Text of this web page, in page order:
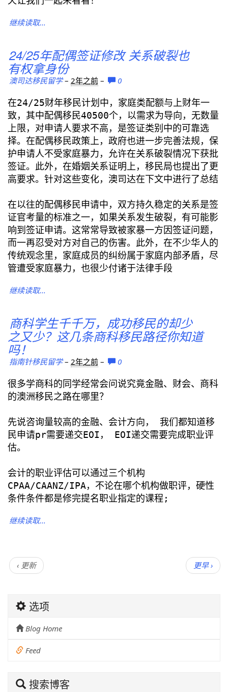
继续读取...
24/25年配偶签证修改 关系破裂也
有权拿身份
澳司达移民留学– 2年之前 – 0
在24/25财年移民计划中，家庭类配额与上财年一
致，其中配偶移民40500个，以需求为导向，无数量
上限，对申请人要求不高，是签证类别中的可靠选
择。在配偶移民政策上，政府也进一步完善法规，保
护申请人不受家庭暴力，允许在关系破裂情况下获批
签证。此外，在婚姻关系证明上，移民局也提出了更
高要求。针对这些变化，澳司达在下文中进行了总结
在以往的配偶移民申请中，双方持久稳定的关系是签
证官考量的标准之一，如果关系发生破裂，有可能影
响到签证申请。这常常导致被家暴一方因签证问题，
而一再忍受对方对自己的伤害。此外，在不少华人的
传统观念里，家庭成员的纠纷属于家庭内部矛盾，尽
管遭受家庭暴力，也很少付诸于法律手段
继续读取...
商科学生千千万，成功移民的却少
之又少？这几条商科移民路径你知道
吗！
指南针移民留学– 2年之前 – 0
很多学商科的同学经常会问说究竟金融、财会、商科
的澳洲移民之路在哪里？
先说咨询量较高的金融、会计方向， 我们都知道移
民申请pr需要递交EOI， EOI递交需要完成职业评
估。
会计的职业评估可以通过三个机构
CPAA/CAANZ/IPA，不论在哪个机构做职评，硬性
条件条件都是修完提名职业指定的课程;
继续读取...
‹ 更新 更早 ›
选项
Blog Home
Feed
搜索博客